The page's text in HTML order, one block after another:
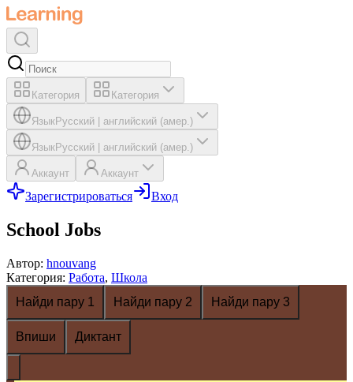
Категория Категория
ЯзыкРусский английский (амер.)
ЯзыкРусский английский (амер.)
Аккаунт Аккаунт
Зарегистрироваться Вход
School Jobs
Автор: hnouvang
Категория: Работа, Школа
Найди пару 1
Найди пару 2 Найди пару 3
Впиши Диктант